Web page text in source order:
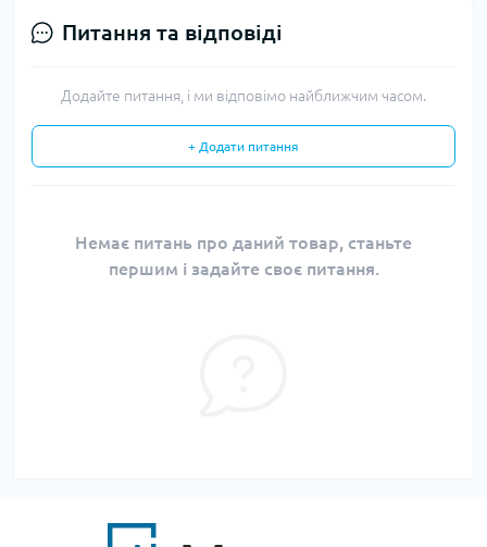
Питання та відповіді
Додайте питання, і ми відповімо найближчим часом.
+ Додати питання
Немає питань про даний товар, станьте
першим і задайте своє питання.